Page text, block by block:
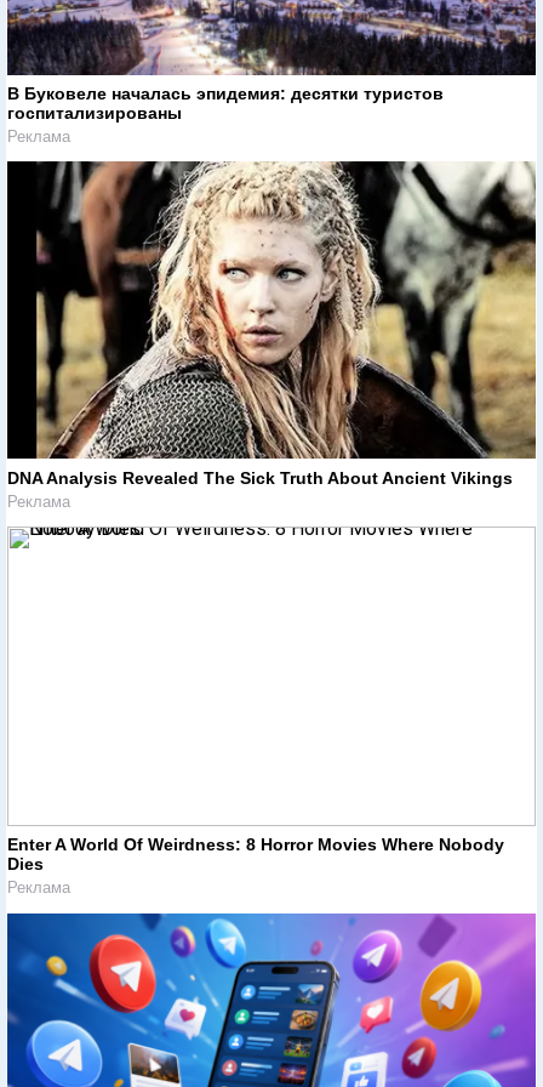
В Буковеле началась эпидемия: десятки туристов
госпитализированы
Реклама
DNA Analysis Revealed The Sick Truth About Ancient Vikings
Реклама
Enter A World Of Weirdness: 8 Horror Movies Where Nobody
Dies
Реклама